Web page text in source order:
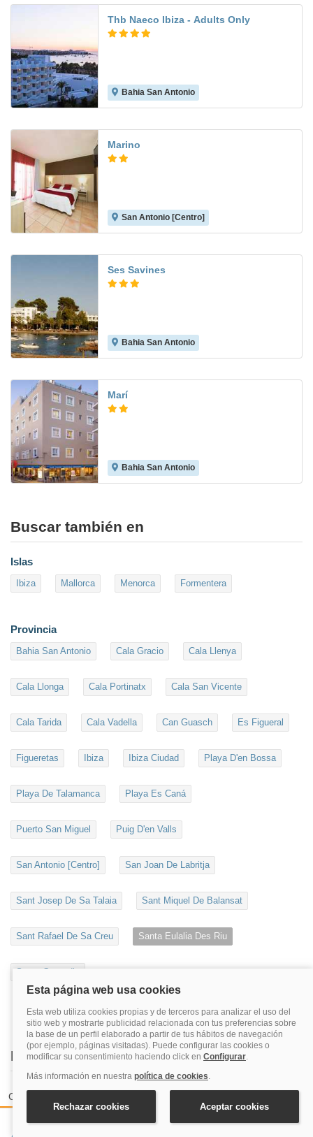
Thb Naeco Ibiza - Adults Only
Bahia San Antonio
Marino
San Antonio [Centro]
Ses Savines
Bahia San Antonio
Marí
Bahia San Antonio
Buscar también en
Islas
Ibiza Mallorca Menorca Formentera
Provincia
Bahia San Antonio Cala Gracio Cala Llenya
Cala Llonga Cala Portinatx Cala San Vicente
Cala Tarida Cala Vadella Can Guasch Es Figueral
Figueretas Ibiza Ibiza Ciudad Playa D'en Bossa
Playa De Talamanca Playa Es Caná
Puerto San Miguel Puig D'en Valls
San Antonio [Centro] San Joan De Labritja
Sant Josep De Sa Talaia Sant Miquel De Balansat
Sant Rafael De Sa Creu Santa Eulalia Des Riu
Santa Gertrudis
Destinos más populares en Quehoteles
Ciudades españolas